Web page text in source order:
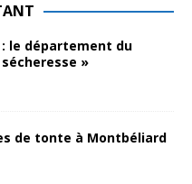
: le département du
»
de tonte à Montbéliard